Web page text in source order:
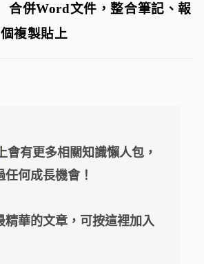
合併Word文件，整合筆記、報
複製貼上
會有更多相關知識懶人包，
何成長機會！
精華的文章，可按這裡加入